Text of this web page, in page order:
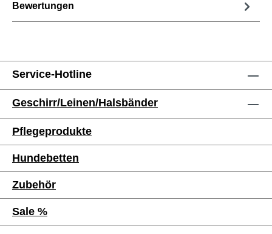
Bewertungen
Service-Hotline
Geschirr/Leinen/Halsbänder
Pflegeprodukte
Hundebetten
Zubehör
Sale %